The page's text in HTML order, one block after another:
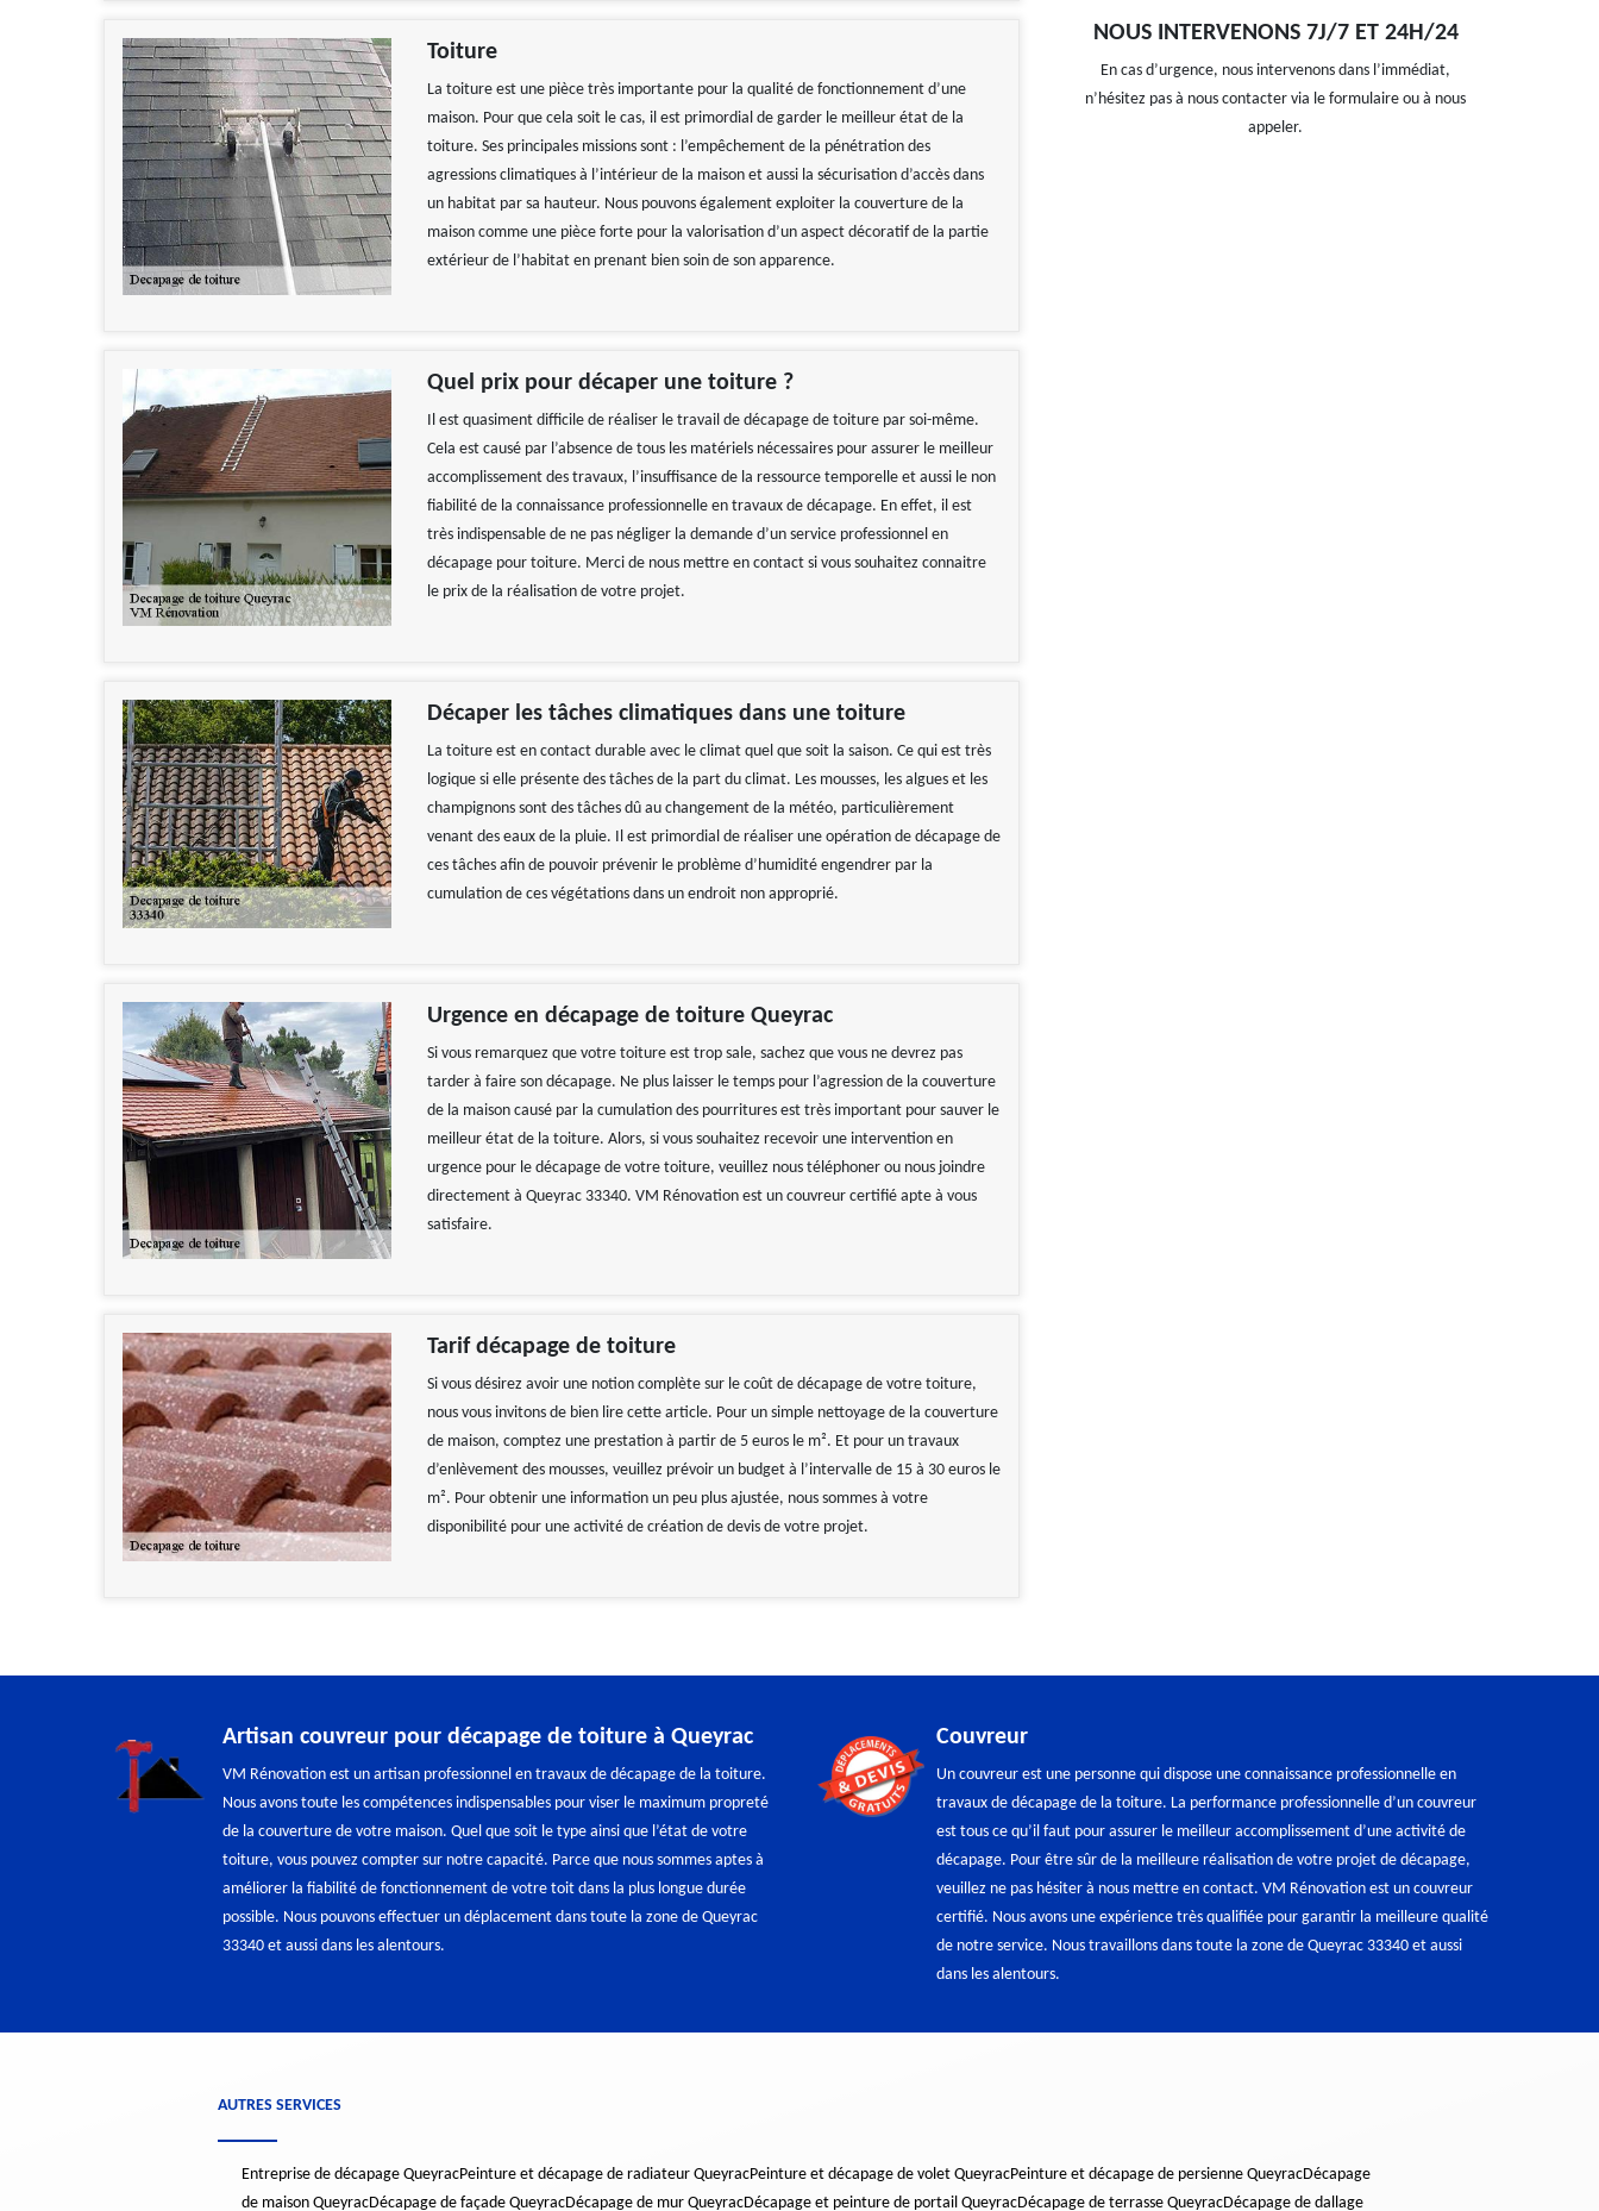
Toiture
La toiture est une pièce très importante pour la qualité de fonctionnement d’une
maison. Pour que cela soit le cas, il est primordial de garder le meilleur état de la
toiture. Ses principales missions sont : l’empêchement de la pénétration des
agressions climatiques à l’intérieur de la maison et aussi la sécurisation d’accès dans
un habitat par sa hauteur. Nous pouvons également exploiter la couverture de la
maison comme une pièce forte pour la valorisation d’un aspect décoratif de la partie
extérieur de l’habitat en prenant bien soin de son apparence.
Quel prix pour décaper une toiture ?
Il est quasiment difficile de réaliser le travail de décapage de toiture par soi-même.
Cela est causé par l’absence de tous les matériels nécessaires pour assurer le meilleur
accomplissement des travaux, l’insuffisance de la ressource temporelle et aussi le non
fiabilité de la connaissance professionnelle en travaux de décapage. En effet, il est
très indispensable de ne pas négliger la demande d’un service professionnel en
décapage pour toiture. Merci de nous mettre en contact si vous souhaitez connaitre
le prix de la réalisation de votre projet.
Décaper les tâches climatiques dans une toiture
La toiture est en contact durable avec le climat quel que soit la saison. Ce qui est très
logique si elle présente des tâches de la part du climat. Les mousses, les algues et les
champignons sont des tâches dû au changement de la météo, particulièrement
venant des eaux de la pluie. Il est primordial de réaliser une opération de décapage de
ces tâches afin de pouvoir prévenir le problème d’humidité engendrer par la
cumulation de ces végétations dans un endroit non approprié.
Urgence en décapage de toiture Queyrac
Si vous remarquez que votre toiture est trop sale, sachez que vous ne devrez pas
tarder à faire son décapage. Ne plus laisser le temps pour l’agression de la couverture
de la maison causé par la cumulation des pourritures est très important pour sauver le
meilleur état de la toiture. Alors, si vous souhaitez recevoir une intervention en
urgence pour le décapage de votre toiture, veuillez nous téléphoner ou nous joindre
directement à Queyrac 33340. VM Rénovation est un couvreur certifié apte à vous
satisfaire.
Tarif décapage de toiture
Si vous désirez avoir une notion complète sur le coût de décapage de votre toiture,
nous vous invitons de bien lire cette article. Pour un simple nettoyage de la couverture
de maison, comptez une prestation à partir de 5 euros le m². Et pour un travaux
d’enlèvement des mousses, veuillez prévoir un budget à l’intervalle de 15 à 30 euros le
m². Pour obtenir une information un peu plus ajustée, nous sommes à votre
disponibilité pour une activité de création de devis de votre projet.
NOUS INTERVENONS 7J/7 ET 24H/24
En cas d’urgence, nous intervenons dans l’immédiat,
n’hésitez pas à nous contacter via le formulaire ou à nous
appeler.
Artisan couvreur pour décapage de toiture à Queyrac
VM Rénovation est un artisan professionnel en travaux de décapage de la toiture.
Nous avons toute les compétences indispensables pour viser le maximum propreté
de la couverture de votre maison. Quel que soit le type ainsi que l’état de votre
toiture, vous pouvez compter sur notre capacité. Parce que nous sommes aptes à
améliorer la fiabilité de fonctionnement de votre toit dans la plus longue durée
possible. Nous pouvons effectuer un déplacement dans toute la zone de Queyrac
33340 et aussi dans les alentours.
Couvreur
Un couvreur est une personne qui dispose une connaissance professionnelle en
travaux de décapage de la toiture. La performance professionnelle d’un couvreur
est tous ce qu’il faut pour assurer le meilleur accomplissement d’une activité de
décapage. Pour être sûr de la meilleure réalisation de votre projet de décapage,
veuillez ne pas hésiter à nous mettre en contact. VM Rénovation est un couvreur
certifié. Nous avons une expérience très qualifiée pour garantir la meilleure qualité
de notre service. Nous travaillons dans toute la zone de Queyrac 33340 et aussi
dans les alentours.
AUTRES SERVICES
Entreprise de décapage QueyracPeinture et décapage de radiateur QueyracPeinture et décapage de volet QueyracPeinture et décapage de persienne QueyracDécapage
de maison QueyracDécapage de façade QueyracDécapage de mur QueyracDécapage et peinture de portail QueyracDécapage de terrasse QueyracDécapage de dallage